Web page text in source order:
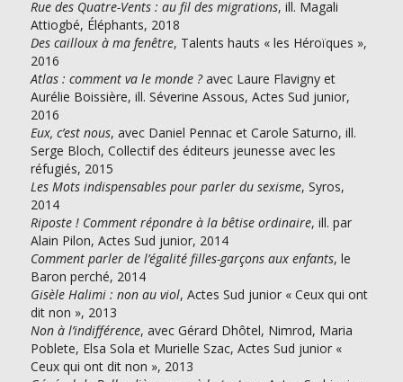
Rue des Quatre-Vents : au fil des migrations, ill. Magali
Attiogbé, Éléphants, 2018
Des cailloux à ma fenêtre, Talents hauts « les Héroïques »,
2016
Atlas : comment va le monde ?avec Laure Flavigny et
Aurélie Boissière, ill. Séverine Assous, Actes Sud junior,
2016
Eux, c’est nous, avec Daniel Pennac et Carole Saturno, ill.
Serge Bloch, Collectif des éditeurs jeunesse avec les
réfugiés, 2015
Les Mots indispensables pour parler du sexisme, Syros,
2014
Riposte ! Comment répondre à la bêtise ordinaire, ill. par
Alain Pilon, Actes Sud junior, 2014
Comment parler de l’égalité filles-garçons aux enfants, le
Baron perché, 2014
Gisèle Halimi : non au viol, Actes Sud junior « Ceux qui ont
dit non », 2013
Non à l’indifférence, avec Gérard Dhôtel, Nimrod, Maria
Poblete, Elsa Sola et Murielle Szac, Actes Sud junior «
Ceux qui ont dit non », 2013